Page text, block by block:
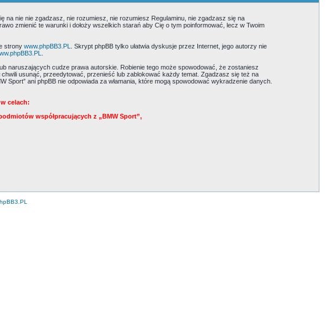
na nie nie zgadzasz, nie rozumiesz, nie rozumiesz Regulaminu, nie zgadzasz się na
zmienić te warunki i dołoży wszelkich starań aby Cię o tym poinformować, lecz w Twoim
strony www.phpBB3.PL
. Skrypt phpBB tylko ułatwia dyskusje przez Internet, jego autorzy nie
naruszających cudze prawa autorskie. Robienie tego może spowodować, że zostaniesz
usunąć, przeedytować, przenieść lub zablokować każdy temat. Zgadzasz się też na
ani phpBB nie odpowiada za włamania, które mogą spowodować wykradzenie danych.
celach:
współpracujących z „BMW Sport”,